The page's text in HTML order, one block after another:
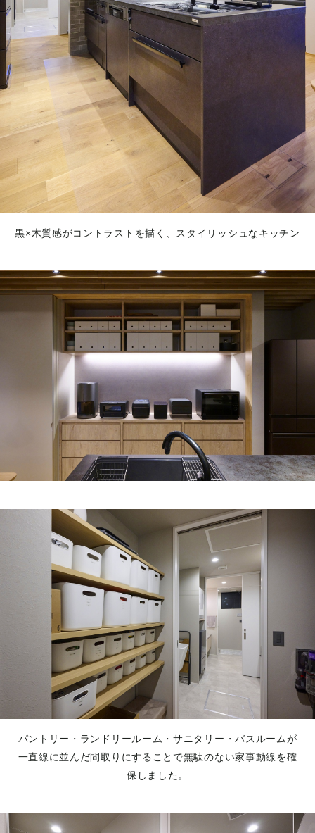
黒×木質感がコントラストを描く、スタイリッシュなキッチン
パントリー・ランドリールーム・サニタリー・バスルームが
一直線に並んだ間取りにすることで無駄のない家事動線を確
保しました。